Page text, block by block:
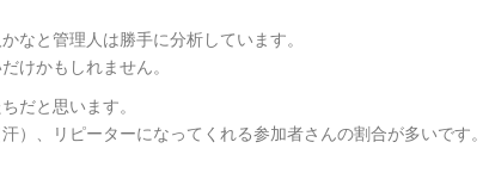
なと管理人は勝手に分析しています。
けかもしれません。
だと思います。
）、リピーターになってくれる参加者さんの割合が多いです。